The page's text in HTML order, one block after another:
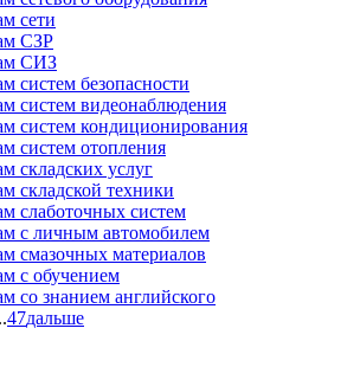
сети
СЗР
СИЗ
систем безопасности
систем видеонаблюдения
систем кондиционирования
систем отопления
складских услуг
складской техники
слаботочных систем
с личным автомобилем
смазочных материалов
с обучением
со знанием английского
47дальше